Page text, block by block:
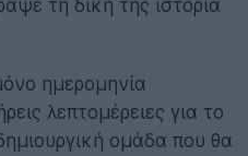
τη δική της ιστορία
ημερομηνία
λεπτομέρειες για το
ομάδα που θα